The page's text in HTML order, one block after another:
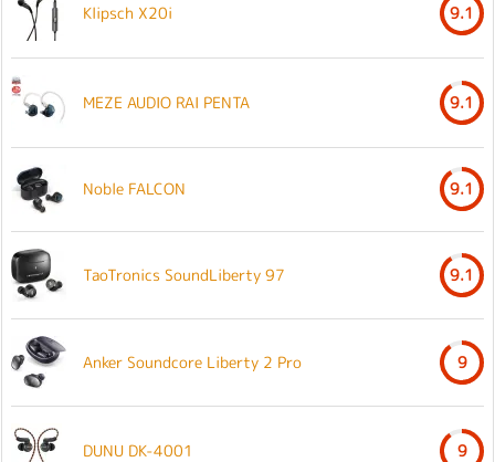
Klipsch X20i 9.1
MEZE AUDIO RAI PENTA 9.1
Noble FALCON 9.1
TaoTronics SoundLiberty 97 9.1
Anker Soundcore Liberty 2 Pro 9
DUNU DK-4001 9